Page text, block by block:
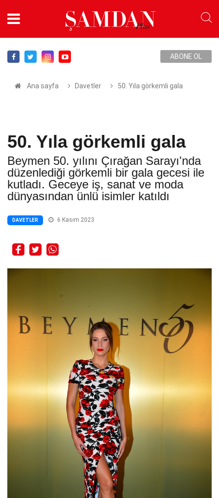
ABONE OL
Ana sayfa Davetler 50. Yıla görkemli gala
50. Yıla görkemli gala
Beymen 50. yılını Çırağan Sarayı'nda
düzenlediği görkemli bir gala gecesi ile
kutladı. Geceye iş, sanat ve moda
dünyasından ünlü isimler katıldı
DAVETLER 6 Kasım 2023